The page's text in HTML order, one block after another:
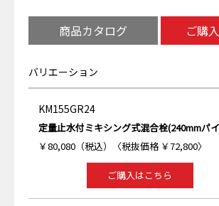
商品カタログ ご購
バリエーション
KM155GR24
定量止水付ミキシング式混合栓(240mmパ
￥80,080（税込）〈税抜価格 ￥72,800〉
ご購入はこちら